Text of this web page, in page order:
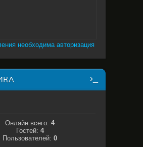
необходима авторизация
Онлайн всего: 4
Гостей: 4
Пользователей: 0